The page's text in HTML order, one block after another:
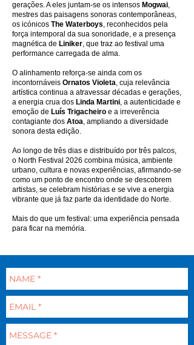
gerações. A eles juntam-se os intensos Mogwai,
mestres das paisagens sonoras contemporâneas,
os icónicos The Waterboys, reconhecidos pela
força intemporal da sua sonoridade, e a presença
magnética de Liniker, que traz ao festival uma
performance carregada de alma.
O alinhamento reforça-se ainda com os
incontornáveis Ornatos Violeta, cuja relevância
artística continua a atravessar décadas e gerações,
a energia crua dos Linda Martini, a autenticidade e
emoção de Luís Trigacheiro e a irreverência
contagiante dos Atoa, ampliando a diversidade
sonora desta edição.
Ao longo de três dias e distribuído por três palcos,
o North Festival 2026 combina música, ambiente
urbano, cultura e novas experiências, afirmando-se
como um ponto de encontro onde se descobrem
artistas, se celebram histórias e se vive a energia
vibrante que já faz parte da identidade do Norte.
Mais do que um festival: uma experiência pensada
para ficar na memória.